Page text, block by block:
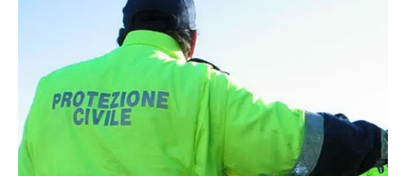
POLITICA
ECONOMIA
SERVIZI ALLE IMPRESE